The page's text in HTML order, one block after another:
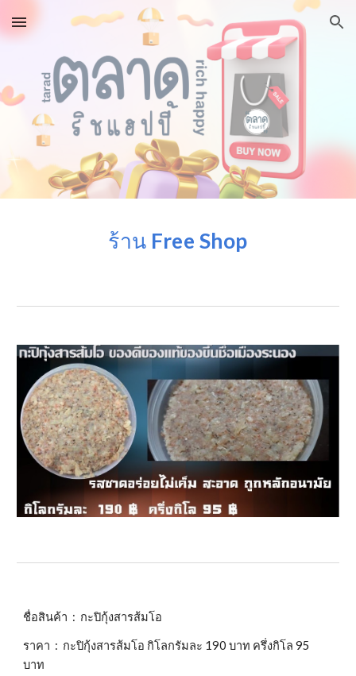
Skip to main content Skip to navigation
ร้าน Free Shop
ชื่อสินค้า : กะปิกุ้งสารส้มโอ
ราคา : กะปิกุ้งสารส้มโอ กิโลกรัมละ 190 บาท ครึ่งกิโล 95
บาท